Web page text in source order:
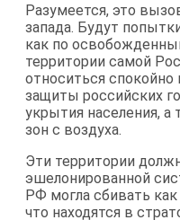
Разумеется, это
запада. Будут
как по
территории самой
относиться
защиты российских
укрытия населения, а
зон с воздуха.
Эти территории
эшелонированной
РФ могла сбивать
что находятся в